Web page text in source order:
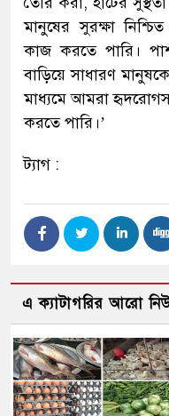
মানুষের সুরক্ষা
কাজ করতে পারি।
বাড়িয়ে সাধারণ
মাধ্যমে আমরা
করতে পারি।’
ট্যাগ :
এ ক্যাটাগরির আরো